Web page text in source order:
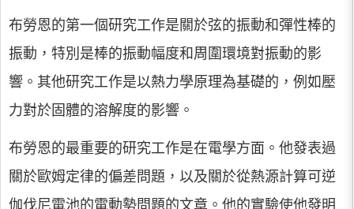
布勞恩的第一個研究工作是關於弦的振動和彈性棒的
振動，特別是棒的振動幅度和周圍環境對振動的影
響。其他研究工作是以熱力學原理為基礎的，例如壓
力對於固體的溶解度的影響。
布勞恩的最重要的研究工作是在電學方面。他發表過
關於歐姆定律的偏差問題，以及關於從熱源計算可逆
伽伐尼電池的電動勢問題的文章。他的實驗使他發明